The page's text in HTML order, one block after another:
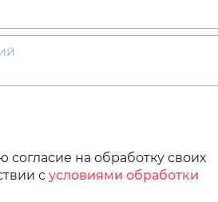
на обработку своих
с условиями обработки